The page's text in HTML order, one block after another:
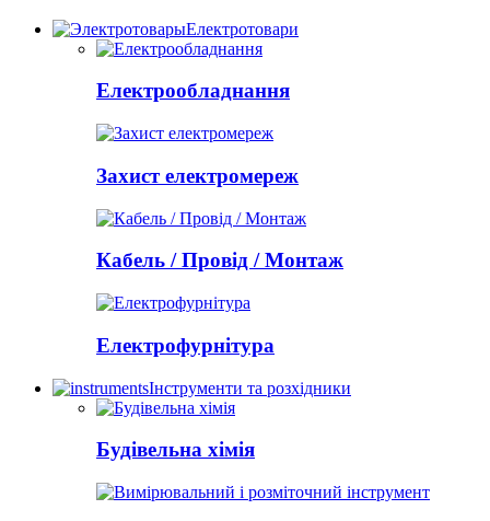
Електротовари
Електрообладнання
Захист електромереж
Кабель / Провід / Монтаж
Електрофурнітура
Інструменти та розхідники
Будівельна хімія